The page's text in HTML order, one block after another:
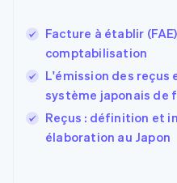
Facture à établir
comptabilisation
L'émission des reçus
système japonais de
Reçus : définition et
élaboration au Japon
EnglishSvenska
France
Français
Gibraltar
English
Grèce
English
Hongrie